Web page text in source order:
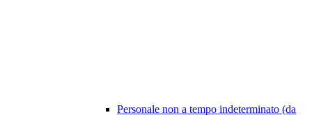
Personale non a tempo indeterminato (da